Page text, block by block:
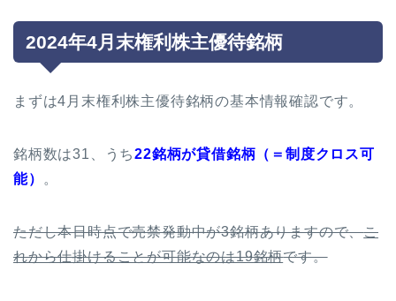
2024年4月末権利株主優待銘柄
まずは4月末権利株主優待銘柄の基本情報確認です。
銘柄数は31、うち22銘柄が貸借銘柄（＝制度クロス可
能）
。
ただし本日時点で売禁発動中が3銘柄ありますので、こ
れから仕掛けることが可能なのは19銘柄です。